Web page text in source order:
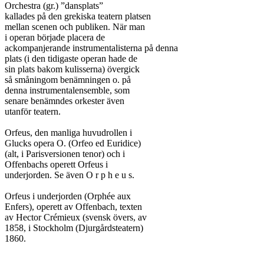
Orchestra (gr.) ”dansplats”
kallades på den grekiska teatern platsen
mellan scenen och publiken. När man
i operan började placera de
ackompanjerande instrumentalisterna på denna
plats (i den tidigaste operan hade de
sin plats bakom kulisserna) övergick
så småningom benämningen o. på
denna instrumentalensemble, som
senare benämndes orkester även
utanför teatern.
Orfeus, den manliga huvudrollen i
Glucks opera O. (Orfeo ed Euridice)
(alt, i Parisversionen tenor) och i
Offenbachs operett Orfeus i
underjorden. Se även O r p h e u s.
Orfeus i underjorden (Orphée aux
Enfers), operett av Offenbach, texten
av Hector Crémieux (svensk övers, av
1858, i Stockholm (Djurgårdsteatern)
1860.